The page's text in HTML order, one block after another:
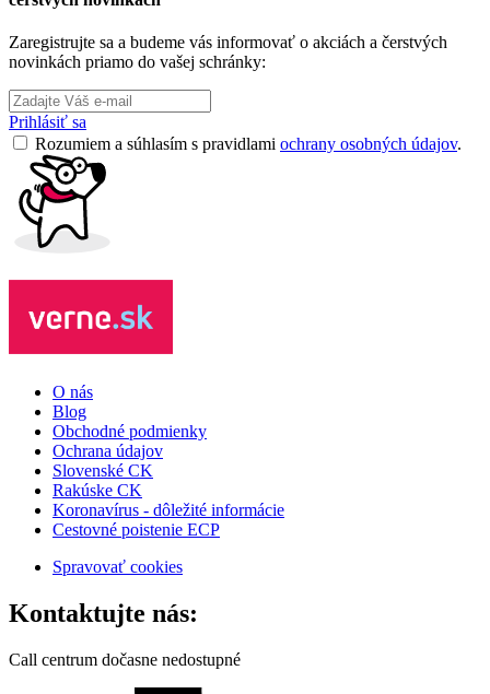
Zaregistrujte sa a budeme vás informovať o akciách a čerstvých
novinkách priamo do vašej schránky:
Prihlásiť sa
Rozumiem a súhlasím s pravidlami ochrany osobných údajov.
O nás
Blog
Obchodné podmienky
Ochrana údajov
Slovenské CK
Rakúske CK
Koronavírus - dôležité informácie
Cestovné poistenie ECP
Spravovať cookies
Kontaktujte nás:
Call centrum dočasne nedostupné